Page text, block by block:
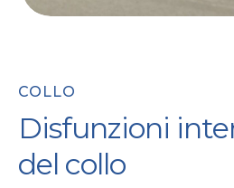
COLLO
Disfunzioni
del collo